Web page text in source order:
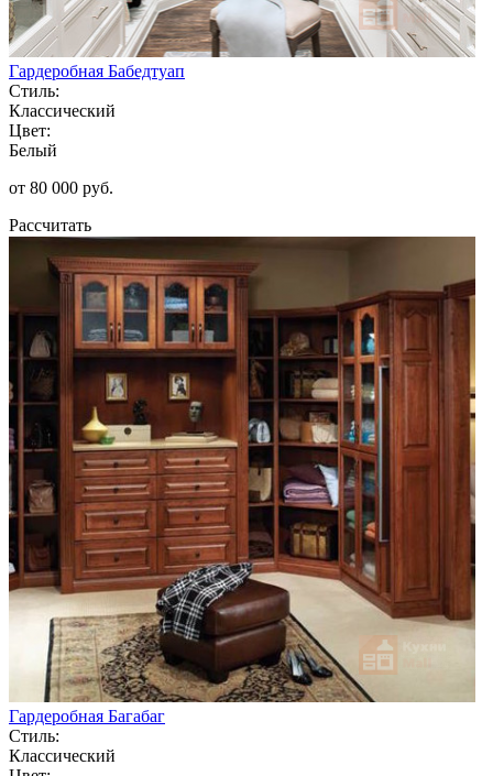
Гардеробная Бабедтуап
Стиль:
Классический
Цвет:
Белый
от 80 000 руб.
Рассчитать
Гардеробная Багабаг
Стиль:
Классический